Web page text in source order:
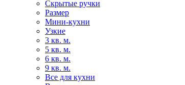
Скрытые ручки
Размер
Мини-кухни
Узкие
3 кв. м.
5 кв. м.
6 кв. м.
9 кв. м.
Все для кухни